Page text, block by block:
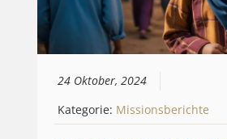
24 Oktober, 2024
Kategorie: Missionsberichte